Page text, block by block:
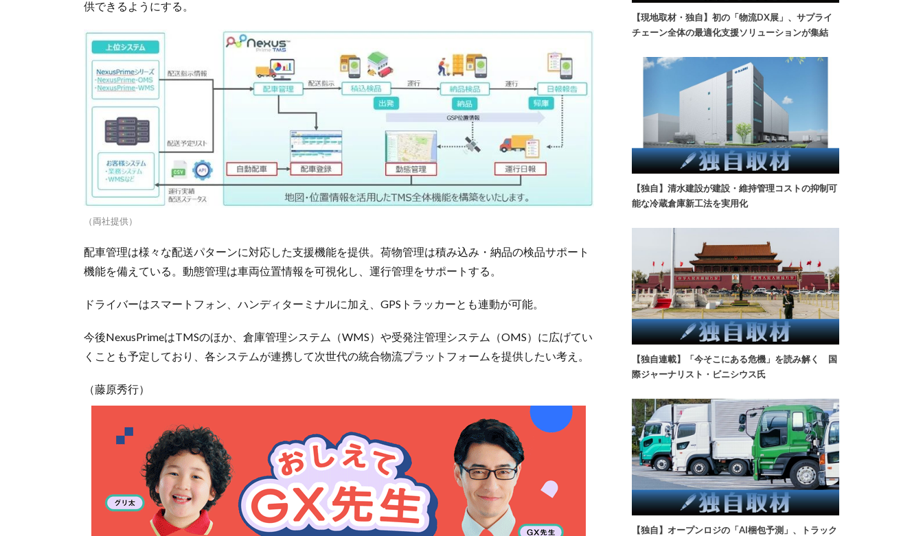
供できるようにする。
（両社提供）
配車管理は様々な配送パターンに対応した支援機能を提供。荷物管理は積み込み・納品の検品サポート
機能を備えている。動態管理は車両位置情報を可視化し、運行管理をサポートする。
ドライバーはスマートフォン、ハンディターミナルに加え、GPSトラッカーとも連動が可能。
今後NexusPrimeはTMSのほか、倉庫管理システム（WMS）や受発注管理システム（OMS）に広げてい
くことも予定しており、各システムが連携して次世代の統合物流プラットフォームを提供したい考え。
（藤原秀行）
【現地取材・独自】初の「物流DX展」、サプライ
チェーン全体の最適化支援ソリューションが集結
【独自】清水建設が建設・維持管理コストの抑制可
能な冷蔵倉庫新工法を実用化
【独自連載】「今そこにある危機」を読み解く 国
際ジャーナリスト・ビニシウス氏
【独自】オープンロジの「AI梱包予測」、トラック